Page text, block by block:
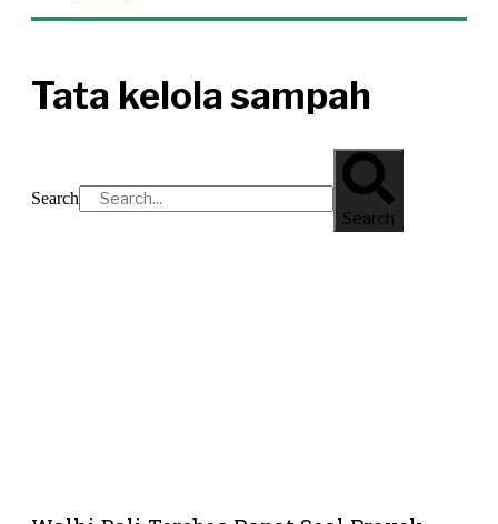
Tata kelola sampah
Search
Search